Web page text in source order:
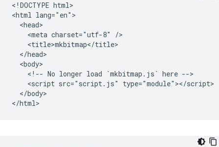
<!DOCTYPE html>
<html lang="en">
  <head>
    <meta charset="utf-8" />
    <title>mkbitmap</title>
  </head>
  <body>
    <!-- No longer load `mkbitmap.js` here -->
    <script src="script.js" type="module"></script>
  </body>